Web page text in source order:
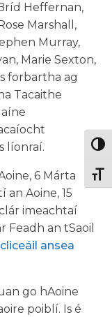
Heffernan,
Marshall,
Murray,
Marie Sexton,
forbartha ag
Tacaithe
líonraí.
6 Márta
an Aoine, 15
imeachtaí
Feadh an tSaoil
cliceáil ansea
go hAoine
poiblí. Is é